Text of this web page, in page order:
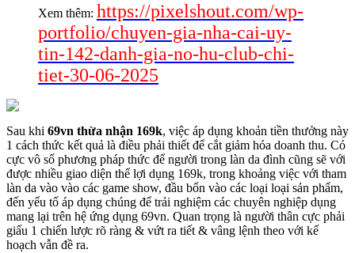
Xem thêm: https://pixelshout.com/wp-
portfolio/chuyen-gia-nha-cai-uy-
tin-142-danh-gia-no-hu-club-chi-
tiet-30-06-2025
Sau khi 69vn thừa nhận 169k, việc áp dụng khoản tiền thưởng này
1 cách thức kết quả là điều phải thiết để cắt giảm hóa doanh thu. Có
cực vô số phương pháp thức để người trong làn da đình cũng sẽ với
được nhiều giao diện thể lợi dụng 169k, trong khoảng việc với tham
làn da vào vào các game show, đầu bốn vào các loại loại sản phẩm,
đến yếu tố áp dụng chúng để trải nghiệm các chuyên nghiệp dụng
mang lại trên hệ ứng dụng 69vn. Quan trọng là người thân cực phải
giấu 1 chiến lược rõ ràng & vứt ra tiết & vâng lệnh theo với kế
hoạch vẫn đề ra.